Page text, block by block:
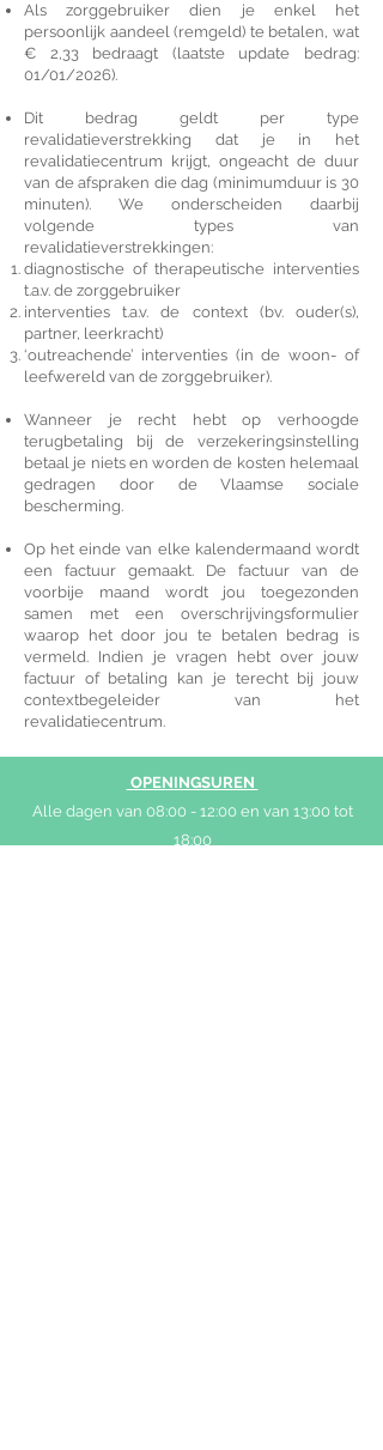
Als zorggebruiker dien je enkel het
persoonlijk aandeel (remgeld) te betalen, wat
€ 2,33 bedraagt (laatste update bedrag:
01/01/2026).
Dit bedrag geldt per type
revalidatieverstrekking dat je in het
revalidatiecentrum krijgt, ongeacht de duur
van de afspraken die dag (minimumduur is 30
minuten). We onderscheiden daarbij
volgende types van
revalidatieverstrekkingen:
diagnostische of therapeutische interventies
t.a.v. de zorggebruiker
interventies t.a.v. de context (bv. ouder(s),
partner, leerkracht)
‘outreachende’ interventies (in de woon- of
leefwereld van de zorggebruiker).
Wanneer je recht hebt op verhoogde
terugbetaling bij de verzekeringsinstelling
betaal je niets en worden de kosten helemaal
gedragen door de Vlaamse sociale
bescherming.
Op het einde van elke kalendermaand wordt
een factuur gemaakt. De factuur van de
voorbije maand wordt jou toegezonden
samen met een overschrijvingsformulier
waarop het door jou te betalen bedrag is
vermeld. Indien je vragen hebt over jouw
factuur of betaling kan je terecht bij jouw
contextbegeleider van het
revalidatiecentrum.
OPENINGSUREN
Alle dagen van 08:00 - 12:00 en van 13:00 tot
18:00